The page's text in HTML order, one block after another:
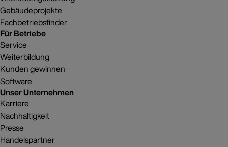
Gebäudeprojekte
Fachbetriebsfinder
Für Betriebe
Service
Weiterbildung
Kunden gewinnen
Software
Unser Unternehmen
Karriere
Nachhaltigkeit
Presse
Handelspartner